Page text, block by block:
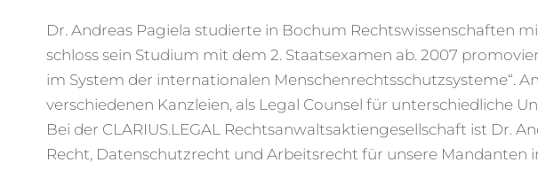
Dr. Andreas Pagiela studierte in Bochum Rechtswissenschaften
schloss sein Studium mit dem 2. Staatsexamen ab. 2007
im System der internationalen Menschenrechtsschutzsysteme“.
verschiedenen Kanzleien, als Legal Counsel für unterschiedliche
Bei der CLARIUS.LEGAL Rechtsanwaltsaktiengesellschaft ist Dr.
Recht, Datenschutzrecht und Arbeitsrecht für unsere Mandanten